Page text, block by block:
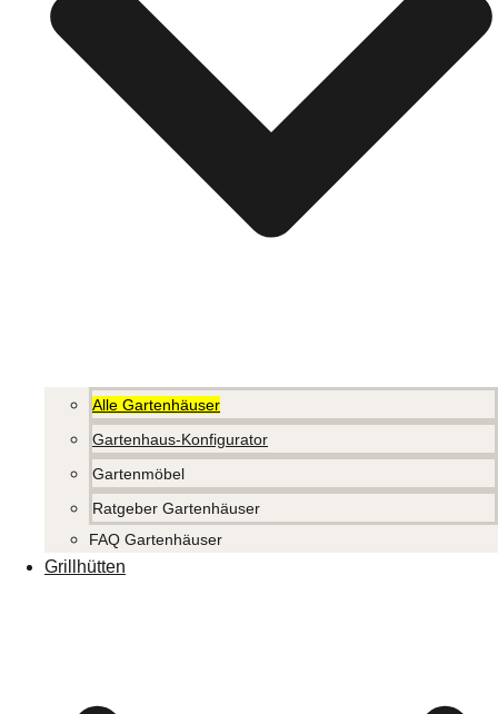
Alle Gartenhäuser
Gartenhaus-Konfigurator
Gartenmöbel
Ratgeber Gartenhäuser
FAQ Gartenhäuser
Grillhütten